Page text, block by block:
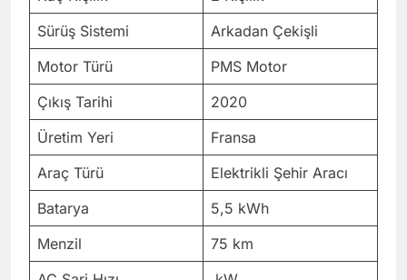
Sürüş Sistemi
Arkadan Çekişli
Motor Türü
PMS Motor
Çıkış Tarihi
2020
Üretim Yeri
Fransa
Araç Türü
Elektrikli Şehir Aracı
Batarya
5,5 kWh
Menzil
75 km